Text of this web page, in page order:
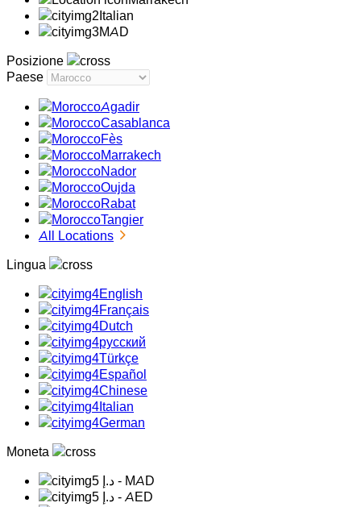
Italian
MAD
Posizione
Paese
Agadir
Casablanca
Fès
Marrakech
Nador
Oujda
Rabat
Tangier
All Locations
Lingua
English
Français
Dutch
русский
Türkçe
Español
Chinese
Italian
German
Moneta
د.إ - MAD
د.إ - AED